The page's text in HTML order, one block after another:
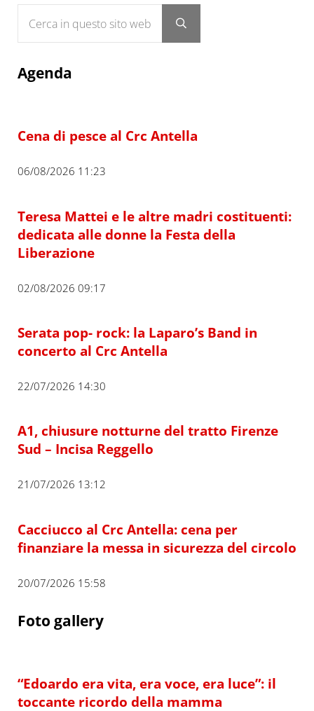
Submit search
Agenda
Cena di pesce al Crc Antella
06/08/2026 11:23
Teresa Mattei e le altre madri costituenti:
dedicata alle donne la Festa della
Liberazione
02/08/2026 09:17
Serata pop- rock: la Laparo’s Band in
concerto al Crc Antella
22/07/2026 14:30
A1, chiusure notturne del tratto Firenze
Sud – Incisa Reggello
21/07/2026 13:12
Cacciucco al Crc Antella: cena per
finanziare la messa in sicurezza del circolo
20/07/2026 15:58
Foto gallery
“Edoardo era vita, era voce, era luce”: il
toccante ricordo della mamma